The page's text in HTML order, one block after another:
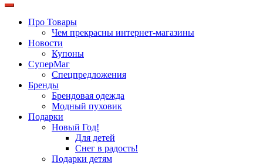
Про Товары
Чем прекрасны интернет-магазины
Новости
Купоны
СуперМаг
Спецпредложения
Бренды
Брендовая одежда
Модный пуховик
Подарки
Новый Год!
Для детей
Снег в радость!
Подарки детям